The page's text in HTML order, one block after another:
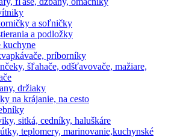
a soľničky
a podložky
kuchyne
príborníky
šľahače, odšťavovače, mažiare,
držiaky
na krájanie, na cesto
sitká, cedníky, haluškáre
teplomery, marinovanie,kuchynské